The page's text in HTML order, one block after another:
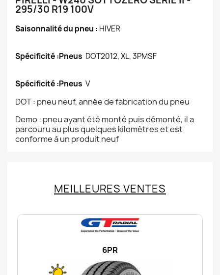
295/30 R19 100V
Saisonnalité du pneu : HIVER
Spécificité :Pneus DOT2012, XL, 3PMSF
Spécificité :Pneus V
DOT : pneu neuf, année de fabrication du pneu
Demo : pneu ayant été monté puis démonté, il a
parcouru au plus quelques kilomètres et est
conforme à un produit neuf
MEILLEURES VENTES
6PR